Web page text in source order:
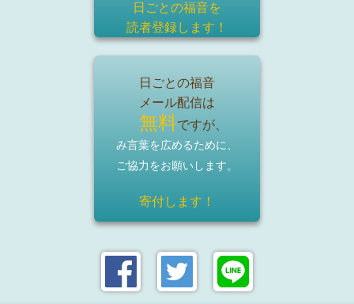
日ごとの福音を
読者登録します！
日ごとの福音
メール配信は
無料ですが、
み言葉を広めるために、
ご協力をお願いします。
寄付します！